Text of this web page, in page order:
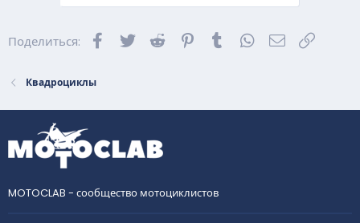
Поделиться: Facebook
Twitter Reddit Pinterest
Tumblr WhatsApp
Квадроциклы
MOTOCLAB - сообщество мотоциклистов